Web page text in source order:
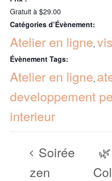
Gratuit à $29.00
Catégories d’Évènement:
Atelier en ligne,
Évènement Tags:
Atelier en ligne,
developpement
interieur
Soirée
zen